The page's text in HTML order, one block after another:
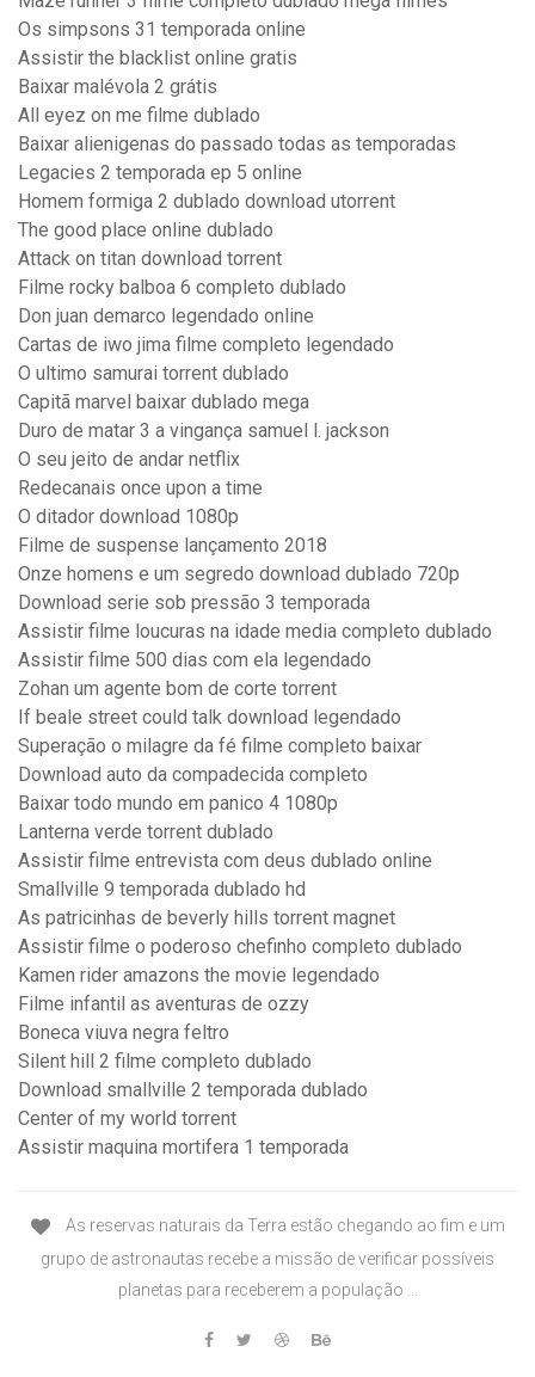
Os simpsons 31 temporada online
Assistir the blacklist online gratis
Baixar malévola 2 grátis
All eyez on me filme dublado
Baixar alienigenas do passado todas as temporadas
Legacies 2 temporada ep 5 online
Homem formiga 2 dublado download utorrent
The good place online dublado
Attack on titan download torrent
Filme rocky balboa 6 completo dublado
Don juan demarco legendado online
Cartas de iwo jima filme completo legendado
O ultimo samurai torrent dublado
Capitã marvel baixar dublado mega
Duro de matar 3 a vingança samuel l. jackson
O seu jeito de andar netflix
Redecanais once upon a time
O ditador download 1080p
Filme de suspense lançamento 2018
Onze homens e um segredo download dublado 720p
Download serie sob pressão 3 temporada
Assistir filme loucuras na idade media completo dublado
Assistir filme 500 dias com ela legendado
Zohan um agente bom de corte torrent
If beale street could talk download legendado
Superação o milagre da fé filme completo baixar
Download auto da compadecida completo
Baixar todo mundo em panico 4 1080p
Lanterna verde torrent dublado
Assistir filme entrevista com deus dublado online
Smallville 9 temporada dublado hd
As patricinhas de beverly hills torrent magnet
Assistir filme o poderoso chefinho completo dublado
Kamen rider amazons the movie legendado
Filme infantil as aventuras de ozzy
Boneca viuva negra feltro
Silent hill 2 filme completo dublado
Download smallville 2 temporada dublado
Center of my world torrent
Assistir maquina mortifera 1 temporada
As reservas naturais da Terra estão chegando ao fim e um
grupo de astronautas recebe a missão de verificar possíveis
planetas para receberem a população …